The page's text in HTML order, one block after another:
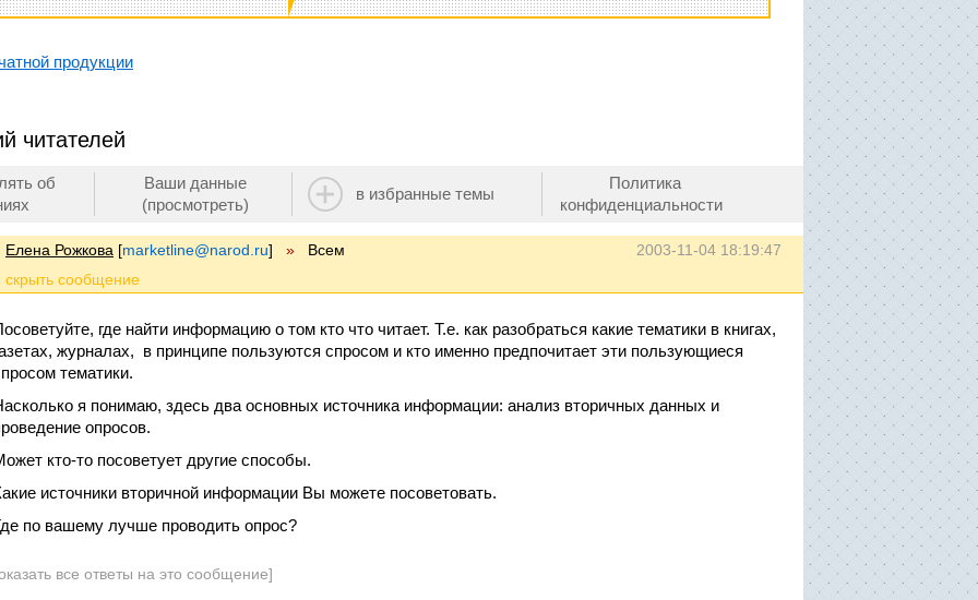
продукции
читателей
об
Ваши данные
(просмотреть)
в избранные темы
Политика
конфиденциальности
2003-11-04 18:19:47
Елена Рожкова [marketline@narod.ru] » Всем
где найти информацию о том кто что читает. Т.е. как разобраться какие тематики в книгах,
журналах, в принципе пользуются спросом и кто именно предпочитает эти пользующиеся
тематики.
я понимаю, здесь два основных источника информации: анализ вторичных данных и
опросов.
кто-то посоветует другие способы.
источники вторичной информации Вы можете посоветовать.
по вашему лучше проводить опрос?
все ответы на это сообщение]